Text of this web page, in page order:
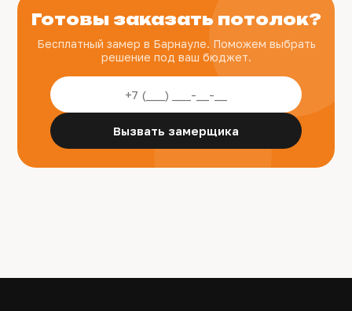
Готовы заказать потолок?
Бесплатный замер в Барнауле. Поможем выбрать
решение под ваш бюджет.
Вызвать замерщика